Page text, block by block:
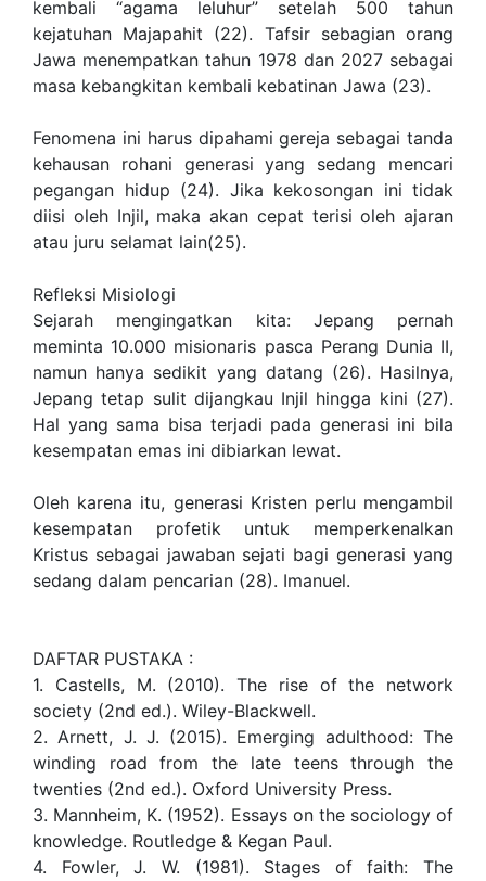
kembali “agama leluhur” setelah 500 tahun
kejatuhan Majapahit (22). Tafsir sebagian orang
Jawa menempatkan tahun 1978 dan 2027 sebagai
masa kebangkitan kembali kebatinan Jawa (23).
Fenomena ini harus dipahami gereja sebagai tanda
kehausan rohani generasi yang sedang mencari
pegangan hidup (24). Jika kekosongan ini tidak
diisi oleh Injil, maka akan cepat terisi oleh ajaran
atau juru selamat lain(25).
Refleksi Misiologi
Sejarah mengingatkan kita: Jepang pernah
meminta 10.000 misionaris pasca Perang Dunia II,
namun hanya sedikit yang datang (26). Hasilnya,
Jepang tetap sulit dijangkau Injil hingga kini (27).
Hal yang sama bisa terjadi pada generasi ini bila
kesempatan emas ini dibiarkan lewat.
Oleh karena itu, generasi Kristen perlu mengambil
kesempatan profetik untuk memperkenalkan
Kristus sebagai jawaban sejati bagi generasi yang
sedang dalam pencarian (28). Imanuel.
DAFTAR PUSTAKA :
1. Castells, M. (2010). The rise of the network
society (2nd ed.). Wiley-Blackwell.
2. Arnett, J. J. (2015). Emerging adulthood: The
winding road from the late teens through the
twenties (2nd ed.). Oxford University Press.
3. Mannheim, K. (1952). Essays on the sociology of
knowledge. Routledge & Kegan Paul.
4. Fowler, J. W. (1981). Stages of faith: The